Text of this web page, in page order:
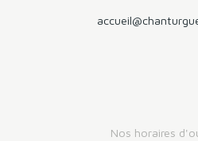
Nos horaires